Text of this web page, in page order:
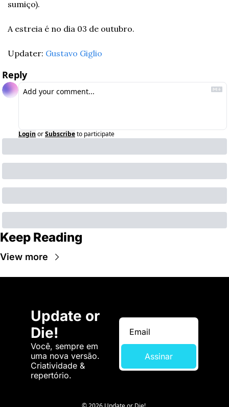
sumiço).
A estreia é no dia 03 de outubro.
Updater: Gustavo Giglio
Reply
Login orSubscribeto participate
Keep Reading
View more
Update or
Die!
Você, sempre em
uma nova versão.
Criatividade &
repertório.
Assinar